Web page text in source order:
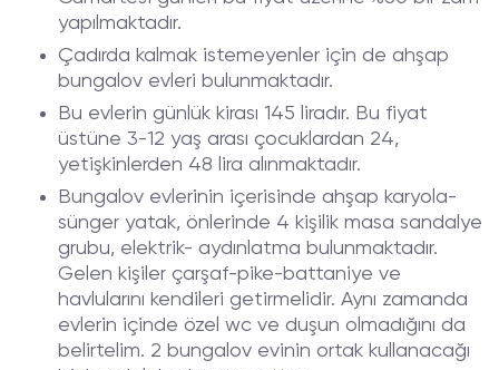
yapılmaktadır.
Çadırda kalmak istemeyenler için de ahşap
bungalov evleri bulunmaktadır.
Bu evlerin günlük kirası 145 liradır. Bu fiyat
üstüne 3-12 yaş arası çocuklardan 24,
yetişkinlerden 48 lira alınmaktadır.
Bungalov evlerinin içerisinde ahşap karyola-
sünger yatak, önlerinde 4 kişilik masa sandalye
grubu, elektrik- aydınlatma bulunmaktadır.
Gelen kişiler çarşaf-pike-battaniye ve
havlularını kendileri getirmelidir. Aynı zamanda
evlerin içinde özel wc ve duşun olmadığını da
belirtelim. 2 bungalov evinin ortak kullanacağı